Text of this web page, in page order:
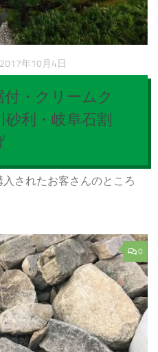
2017年10月4日
・クリームク
利・岐阜石割
されたお客さんのところ
0